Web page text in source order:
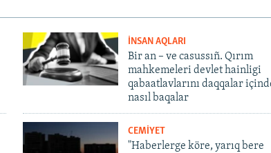
İNSAN AQLARI
Bir an – ve casussıñ. Qırım
mahkemeleri devlet hainligi
qabaatlavlarını daqqalar
nasıl baqalar
CEMİYET
"Haberlerge köre, yarıq bere